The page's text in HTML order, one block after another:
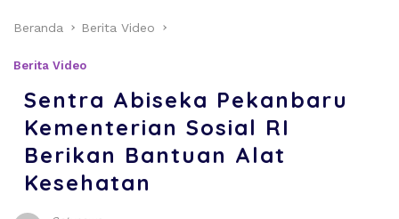
Beranda Berita Video
Berita Video
Sentra Abiseka Pekanbaru
Kementerian Sosial RI
Berikan Bantuan Alat
Kesehatan